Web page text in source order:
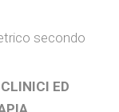
secondo
ED